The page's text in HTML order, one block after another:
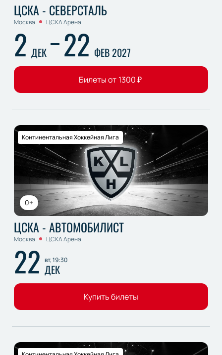
ЦСКА - СЕВЕРСТАЛЬ
Москва ЦСКА Арена
2 ДЕК 22 ФЕВ 2027
Билеты от 1300₽
0+
Континентальная Хоккейная Лига
ЦСКА - АВТОМОБИЛИСТ
Москва ЦСКА Арена
22 вт, 19:30
ДЕК
Купить билеты